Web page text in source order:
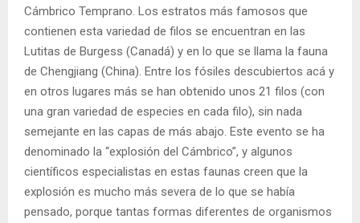
Cámbrico Temprano. Los estratos más famosos que
contienen esta variedad de filos se encuentran en las
Lutitas de Burgess (Canadá) y en lo que se llama la fauna
de Chengjiang (China). Entre los fósiles descubiertos acá y
en otros lugares más se han obtenido unos 21 filos (con
una gran variedad de especies en cada filo), sin nada
semejante en las capas de más abajo. Este evento se ha
denominado la “explosión del Cámbrico”, y algunos
científicos especialistas en estas faunas creen que la
explosión es mucho más severa de lo que se había
pensado, porque tantas formas diferentes de organismos